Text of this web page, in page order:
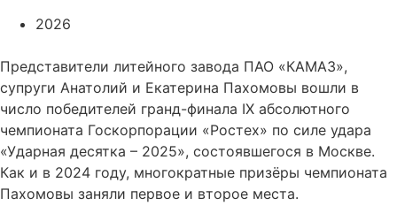
2026
Представители литейного завода ПАО «КАМАЗ»,
супруги Анатолий и Екатерина Пахомовы вошли в
число победителей гранд-финала IX абсолютного
чемпионата Госкорпорации «Ростех» по силе удара
«Ударная десятка – 2025», состоявшегося в Москве.
Как и в 2024 году, многократные призёры чемпионата
Пахомовы заняли первое и второе места.